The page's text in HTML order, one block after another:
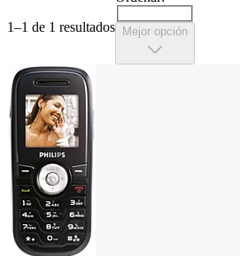
1–1 de 1 resultados Mejor opción